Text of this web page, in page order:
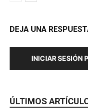
DEJA UNA
INICIAR SESIÓN
ÚLTIMOS